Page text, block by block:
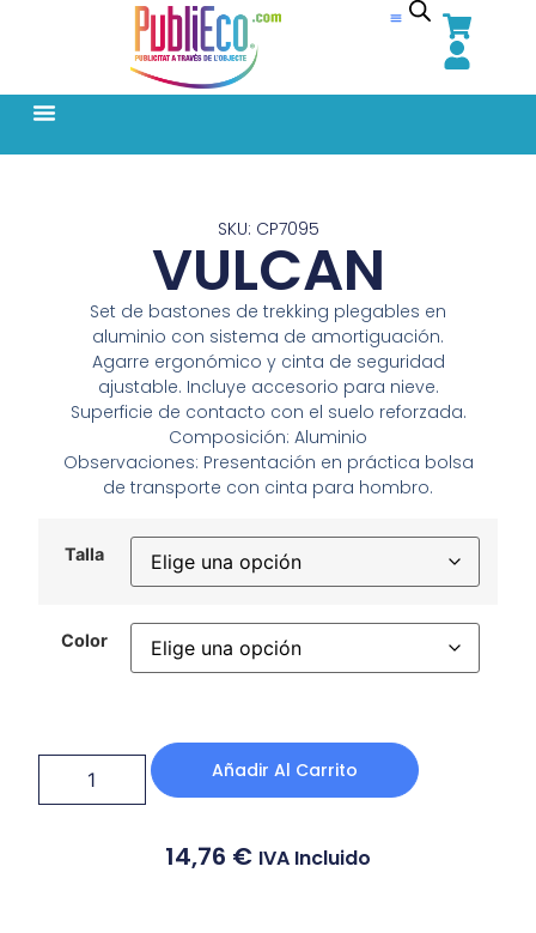
SKU: CP7095
VULCAN
Set de bastones de trekking plegables en
aluminio con sistema de amortiguación.
Agarre ergonómico y cinta de seguridad
ajustable. Incluye accesorio para nieve.
Superficie de contacto con el suelo reforzada.
Composición: Aluminio
Observaciones: Presentación en práctica bolsa
de transporte con cinta para hombro.
Talla
Color
Añadir Al Carrito
14,76 € IVA Incluido